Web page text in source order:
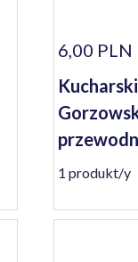
6,00 PLN
1 produkt/y